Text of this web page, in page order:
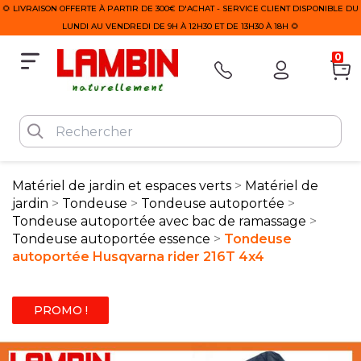
🌻 LIVRAISON OFFERTE À PARTIR DE 300€ D'ACHAT - SERVICE CLIENT DISPONIBLE DU
LUNDI AU VENDREDI DE 9H À 12H30 ET DE 13H30 À 18H 🌻
0
Matériel de jardin et espaces verts
Matériel de
jardin
Tondeuse
Tondeuse autoportée
Tondeuse autoportée avec bac de ramassage
Tondeuse autoportée essence
Tondeuse
autoportée Husqvarna rider 216T 4x4
PROMO !